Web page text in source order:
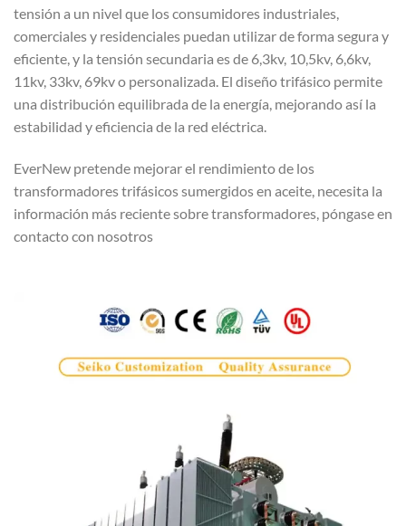
tensión a un nivel que los consumidores industriales,
comerciales y residenciales puedan utilizar de forma segura y
eficiente, y la tensión secundaria es de 6,3kv, 10,5kv, 6,6kv,
11kv, 33kv, 69kv o personalizada. El diseño trifásico permite
una distribución equilibrada de la energía, mejorando así la
estabilidad y eficiencia de la red eléctrica.
EverNew pretende mejorar el rendimiento de los
transformadores trifásicos sumergidos en aceite, necesita la
información más reciente sobre transformadores, póngase en
contacto con nosotros